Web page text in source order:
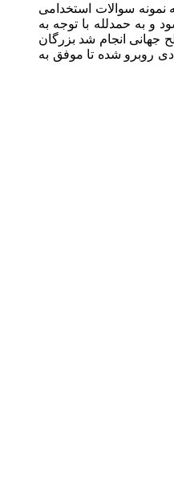
سوالات استخدامی
و به حمدلله با توجه به
انجام شد بزرگان
روبرو شده تا موفق به